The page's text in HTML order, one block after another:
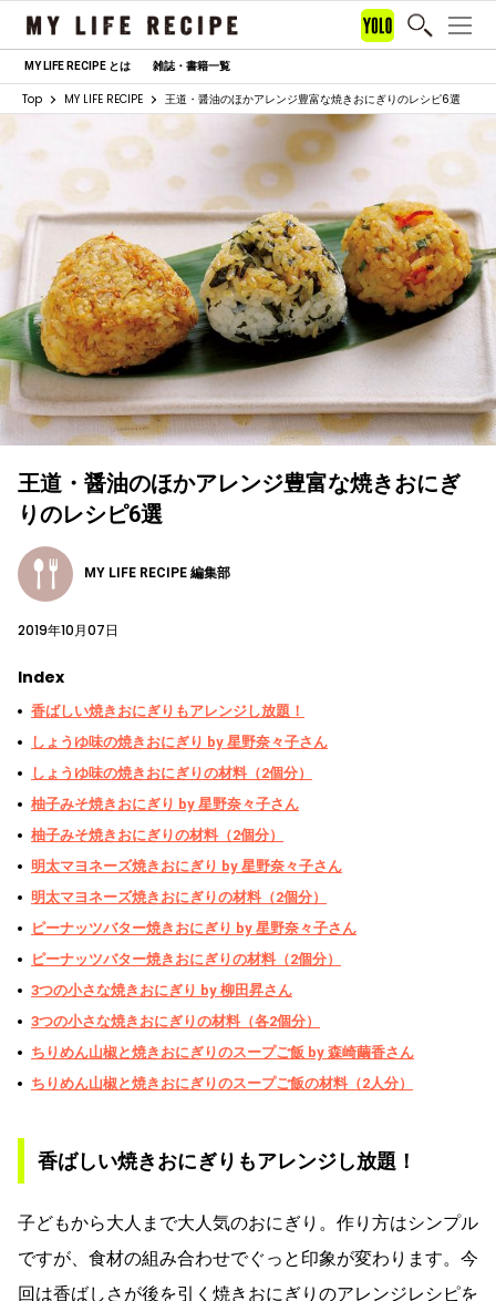
MY LIFE RECIPE とは 雑誌・書籍一覧
Top MY LIFE RECIPE 王道・醤油のほかアレンジ豊富な焼きおにぎりのレシピ6選
王道・醤油のほかアレンジ豊富な焼きおにぎ
りのレシピ6選
MY LIFE RECIPE 編集部
2019年10月07日
Index
香ばしい焼きおにぎりもアレンジし放題！
しょうゆ味の焼きおにぎり by 星野奈々子さん
しょうゆ味の焼きおにぎりの材料（2個分）
柚子みそ焼きおにぎり by 星野奈々子さん
柚子みそ焼きおにぎりの材料（2個分）
明太マヨネーズ焼きおにぎり by 星野奈々子さん
明太マヨネーズ焼きおにぎりの材料（2個分）
ピーナッツバター焼きおにぎり by 星野奈々子さん
ピーナッツバター焼きおにぎりの材料（2個分）
3つの小さな焼きおにぎり by 柳田昇さん
3つの小さな焼きおにぎりの材料（各2個分）
ちりめん山椒と焼きおにぎりのスープご飯 by 森崎繭香さん
ちりめん山椒と焼きおにぎりのスープご飯の材料（2人分）
香ばしい焼きおにぎりもアレンジし放題！
子どもから大人まで大人気のおにぎり。作り方はシンプル
ですが、食材の組み合わせでぐっと印象が変わります。今
回は香ばしさが後を引く焼きおにぎりのアレンジレシピを